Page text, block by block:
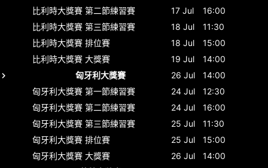
比利時大獎賽 第二節練習賽 17 Jul
16:00
比利時大獎賽 第三節練習賽 18 Jul
11:30
比利時大獎賽 排位賽 18 Jul
15:00
比利時大獎賽 大獎賽 19 Jul
14:00
匈牙利大獎賽
26 Jul
14:00
匈牙利大獎賽 第一節練習賽 24 Jul
12:30
匈牙利大獎賽 第二節練習賽 24 Jul
16:00
匈牙利大獎賽 第三節練習賽 25 Jul
11:30
匈牙利大獎賽 排位賽 25 Jul
15:00
匈牙利大獎賽 大獎賽 26 Jul
14:00